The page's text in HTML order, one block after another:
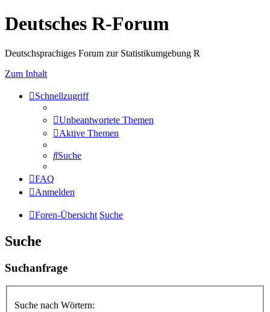
Deutsches R-Forum
Deutschsprachiges Forum zur Statistikumgebung R
Zum Inhalt
Schnellzugriff
Unbeantwortete Themen
Aktive Themen
Suche
FAQ
Anmelden
Foren-Übersicht Suche
Suche
Suchanfrage
Suche nach Wörtern: